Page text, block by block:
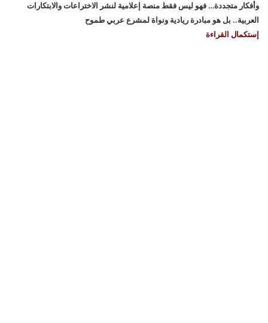
وأفكار متجددة… فهو ليس فقط منصة إعلامية لنشر الاختراعات والابتكارات
العربية.. بل هو مبادرة ريادية ونواة لمشرع عربي طموح
إستكمال القراءة